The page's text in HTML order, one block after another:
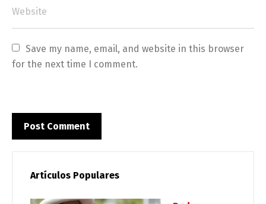
Save my name, email, and website in this browser
for the next time I comment.
Artículos Populares